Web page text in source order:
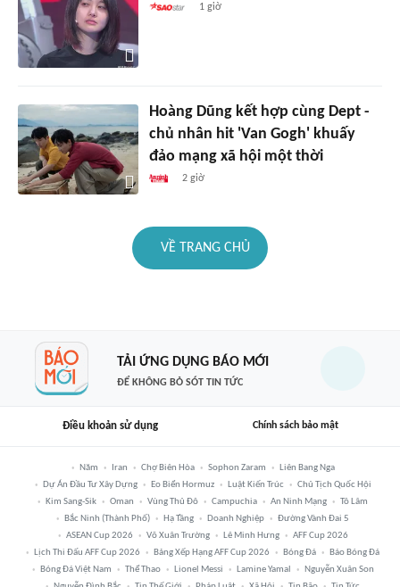
1 giờ
Hoàng Dũng kết hợp cùng Dept -
chủ nhân hit 'Van Gogh' khuấy
đảo mạng xã hội một thời
2 giờ
VỀ TRANG CHỦ
TẢI ỨNG DỤNG BÁO MỚI
ĐỂ KHÔNG BỎ SÓT TIN TỨC
Điều khoản sử dụng Chính sách bảo mật
Năm Iran Chợ Biên Hòa Sophon Zaram
Liên Bang Nga
Dự Án Đầu Tư Xây Dựng
Eo Biển Hormuz Luật Kiến Trúc
Chủ Tịch Quốc Hội
Kim Sang-Sik
Oman Vùng Thủ Đô Campuchia An Ninh Mạng
Tô Lâm
Bắc Ninh (thành Phố)
Hạ Tầng Doanh Nghiệp
Đường Vành Đai 5
ASEAN Cup 2026
Võ Xuân Trường Lê Minh Hưng
AFF Cup 2026
Lịch Thi Đấu AFF Cup 2026
Bảng Xếp Hạng AFF Cup 2026 Bóng Đá
Báo Bóng Đá
Bóng Đá Việt Nam
Thể Thao Lionel Messi Lamine Yamal
Nguyễn Xuân Son